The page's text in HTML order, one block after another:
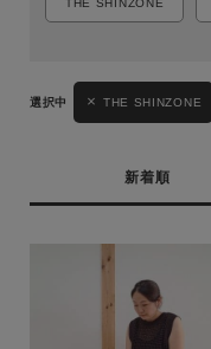
THE SHINZONE
THE SHINZONE
新着順